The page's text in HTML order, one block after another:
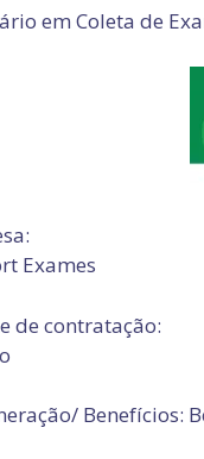
em Coleta de
Exames
de contratação:
Benefícios: